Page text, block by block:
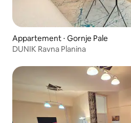
Appartement ⋅ Gornje Pale
DUNIK Ravna Planina